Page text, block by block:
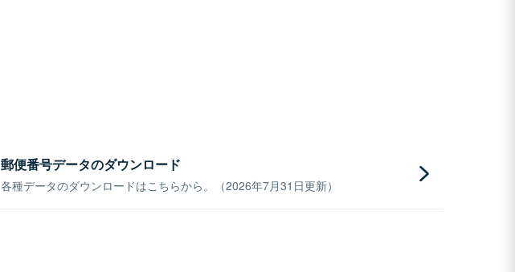
郵便番号データのダウンロード
各種データのダウンロードはこちらから。（2026年7月31日更新）